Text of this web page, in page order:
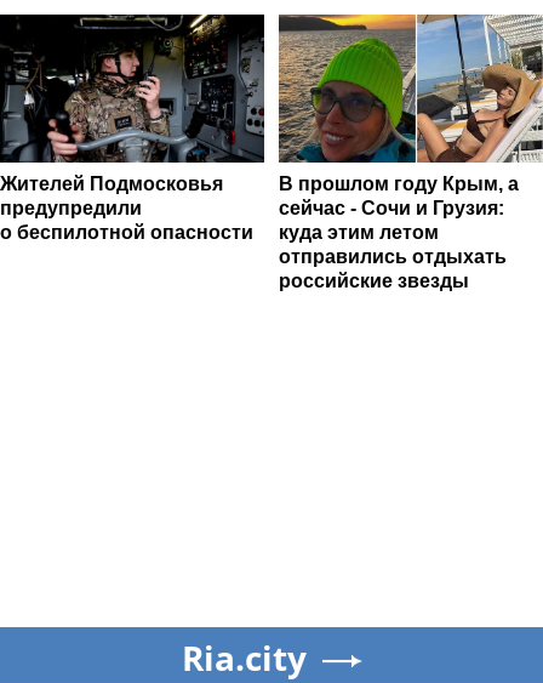
Жителей Подмосковья
предупредили
о беспилотной опасности
В прошлом году Крым, а
сейчас - Сочи и Грузия:
куда этим летом
отправились отдыхать
российские звезды
Ria.city